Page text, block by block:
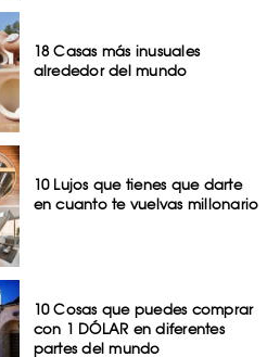
18 Casas más inusuales
alrededor del mundo
10 Lujos que tienes que darte
en cuanto te vuelvas millonario
10 Cosas que puedes comprar
con 1 DÓLAR en diferentes
partes del mundo